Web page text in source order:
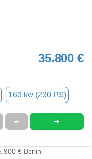
35.800 €
169 kw (230 PS)
➦ ➜